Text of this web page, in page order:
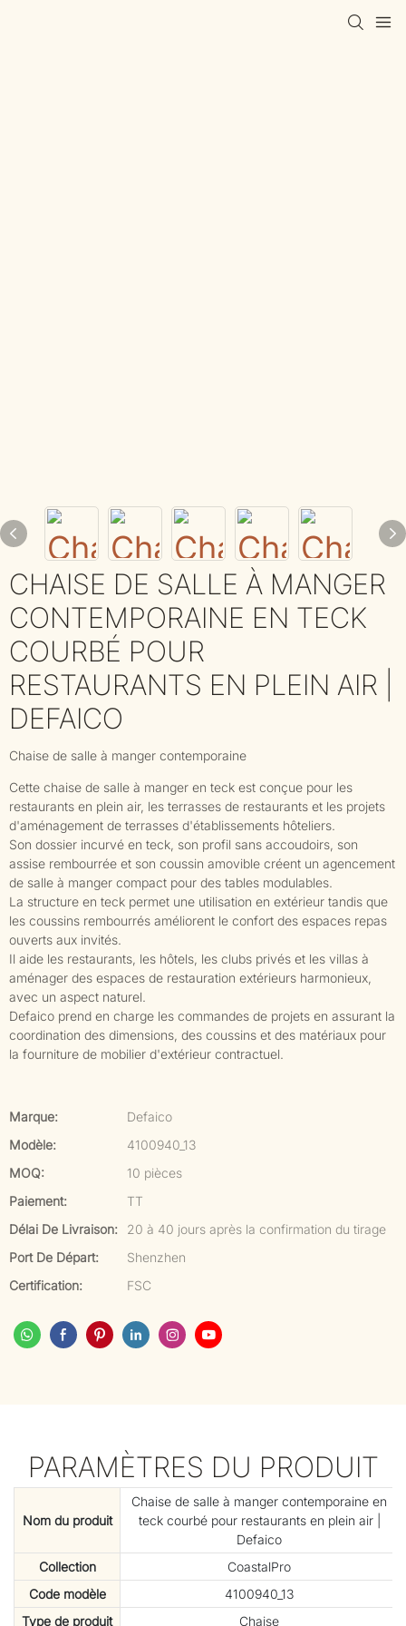
CHAISE DE SALLE À MANGER
CONTEMPORAINE EN TECK
COURBÉ POUR
RESTAURANTS EN PLEIN AIR |
DEFAICO
Chaise de salle à manger contemporaine
Cette chaise de salle à manger en teck est conçue pour les
restaurants en plein air, les terrasses de restaurants et les projets
d'aménagement de terrasses d'établissements hôteliers.
Son dossier incurvé en teck, son profil sans accoudoirs, son
assise rembourrée et son coussin amovible créent un agencement
de salle à manger compact pour des tables modulables.
La structure en teck permet une utilisation en extérieur tandis que
les coussins rembourrés améliorent le confort des espaces repas
ouverts aux invités.
Il aide les restaurants, les hôtels, les clubs privés et les villas à
aménager des espaces de restauration extérieurs harmonieux,
avec un aspect naturel.
Defaico prend en charge les commandes de projets en assurant la
coordination des dimensions, des coussins et des matériaux pour
la fourniture de mobilier d'extérieur contractuel.
Marque:
Defaico
Modèle:
4100940_13
MOQ:
10 pièces
Paiement:
TT
Délai De Livraison:
20 à 40 jours après la confirmation du tirage
Port De Départ:
Shenzhen
Certification:
FSC
PARAMÈTRES DU PRODUIT
Nom du produit
Chaise de salle à manger contemporaine en
teck courbé pour restaurants en plein air |
Defaico
Collection
CoastalPro
Code modèle
4100940_13
Type de produit
Chaise